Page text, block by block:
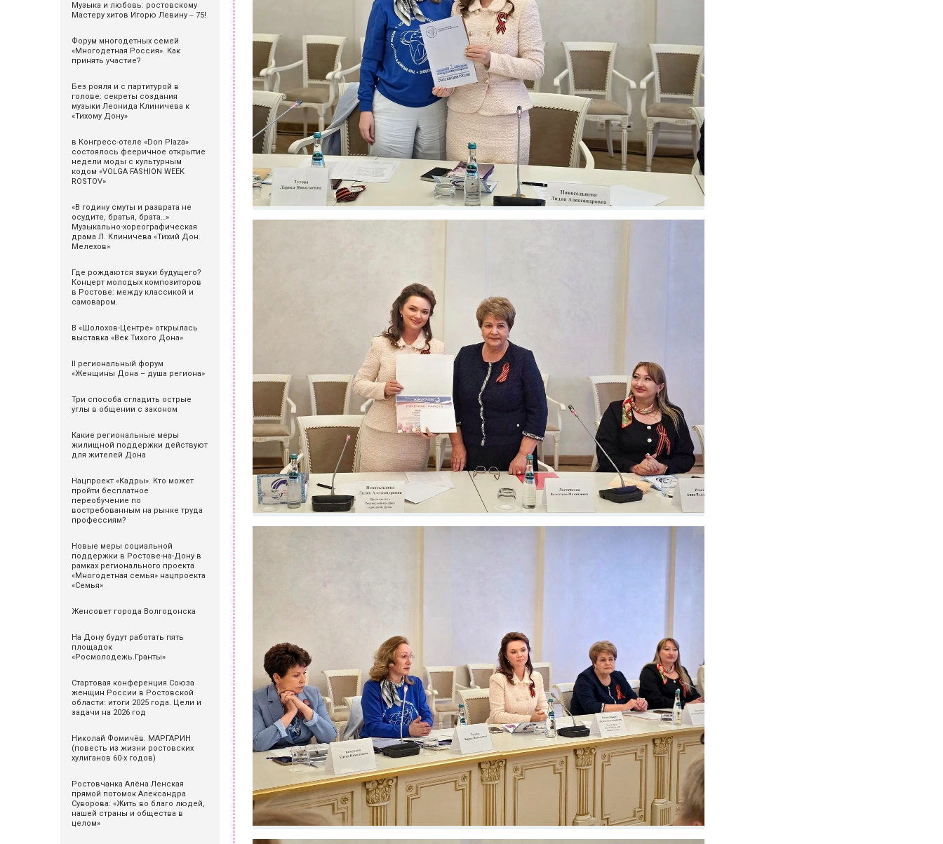
Музыка и любовь: ростовскому
Мастеру хитов Игорю Левину ‒ 75!
Форум многодетных семей
«Многодетная Россия». Как
принять участие?
Без рояля и с партитурой в
голове: секреты создания
музыки Леонида Клиничева к
«Тихому Дону»
в Конгресс-отеле «Don Plaza»
состоялось фееричное открытие
недели моды с культурным
кодом «VOLGA FASHION WEEK
ROSTOV»
«В годину смуты и разврата не
осудите, братья, брата…»
Музыкально-хореографическая
драма Л. Клиничева «Тихий Дон.
Мелехов»
Где рождаются звуки будущего?
Концерт молодых композиторов
в Ростове: между классикой и
самоваром.
В «Шолохов-Центре» открылась
выставка «Век Тихого Дона»
II региональный форум
«Женщины Дона – душа региона»
Три способа сгладить острые
углы в общении с законом
Какие региональные меры
жилищной поддержки действуют
для жителей Дона
Нацпроект «Кадры». Кто может
пройти бесплатное
переобучение по
востребованным на рынке труда
профессиям?
Новые меры социальной
поддержки в Ростове-на-Дону в
рамках регионального проекта
«Многодетная семья» нацпроекта
«Семья»
Женсовет города Волгодонска
На Дону будут работать пять
площадок
«Росмолодежь.Гранты»
Стартовая конференция Союза
женщин России в Ростовской
области: итоги 2025 года. Цели и
задачи на 2026 год
Николай Фомичёв. МАРГАРИН
(повесть из жизни ростовских
хулиганов 60-х годов)
Ростовчанка Алёна Ленская
прямой потомок Александра
Суворова: «Жить во благо людей,
нашей страны и общества в
целом»